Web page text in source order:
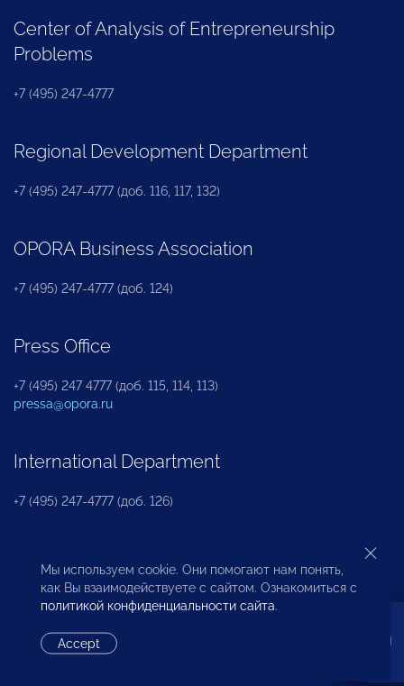
Center of Analysis of Entrepreneurship
Problems
+7 (495) 247-4777
Regional Development Department
+7 (495) 247-4777 (доб. 116, 117, 132)
OPORA Business Association
+7 (495) 247-4777 (доб. 124)
Press Office
+7 (495) 247 4777 (доб. 115, 114, 113)
pressa@opora.ru
International Department
+7 (495) 247-4777 (доб. 126)
Business and Investment Rights Protection
Department
Мы используем cookie. Они помогают нам понять,
как Вы взаимодействуете с сайтом. Ознакомиться с
политикой конфиденциальности сайта.
Accept